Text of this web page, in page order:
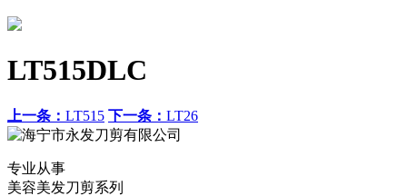
LT515DLC
上一条： LT515 下一条： LT26
专业从事
美容美发刀剪系列